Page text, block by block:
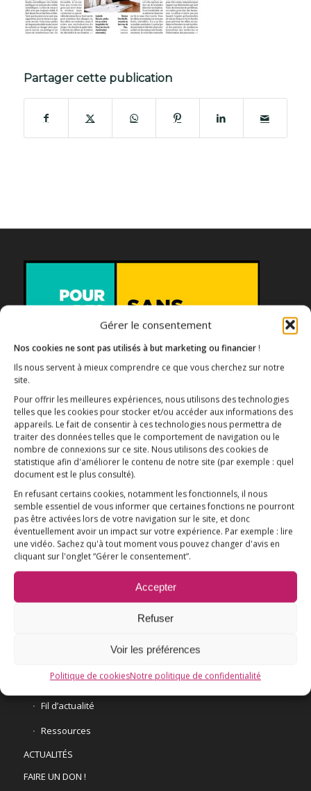
Gérer le consentement
Nos cookies ne sont pas utilisés à but marketing ou financier !
Ils nous servent à mieux comprendre ce que vous cherchez sur notre
site.
Pour offrir les meilleures expériences, nous utilisons des technologies
telles que les cookies pour stocker et/ou accéder aux informations des
appareils. Le fait de consentir à ces technologies nous permettra de
traiter des données telles que le comportement de navigation ou le
nombre de connexions sur ce site. Nous utilisons des cookies de
statistique afin d'améliorer le contenu de notre site (par exemple : quel
document est le plus consulté).
En refusant certains cookies, notamment les fonctionnels, il nous
semble essentiel de vous informer que certaines fonctions ne pourront
pas être activées lors de votre navigation sur le site, et donc
éventuellement avoir un impact sur votre expérience. Par exemple : lire
une vidéo. Sachez qu'à tout moment vous pouvez changer d'avis en
cliquant sur l'onglet “Gérer le consentement”.
Accepter
Refuser
Voir les préférences
Politique de cookiesNotre politique de confidentialité
Partager cette publication
Association E3M
Qui sommes-nous ? AIDEZ-NOUS !
L’ESSENTIEL
COMPRENDRE
VACCINATION HPV
Vaccination HPV – FAQ
Chronologie
Fil d’actualité
Ressources
ACTUALITÉS
FAIRE UN DON !